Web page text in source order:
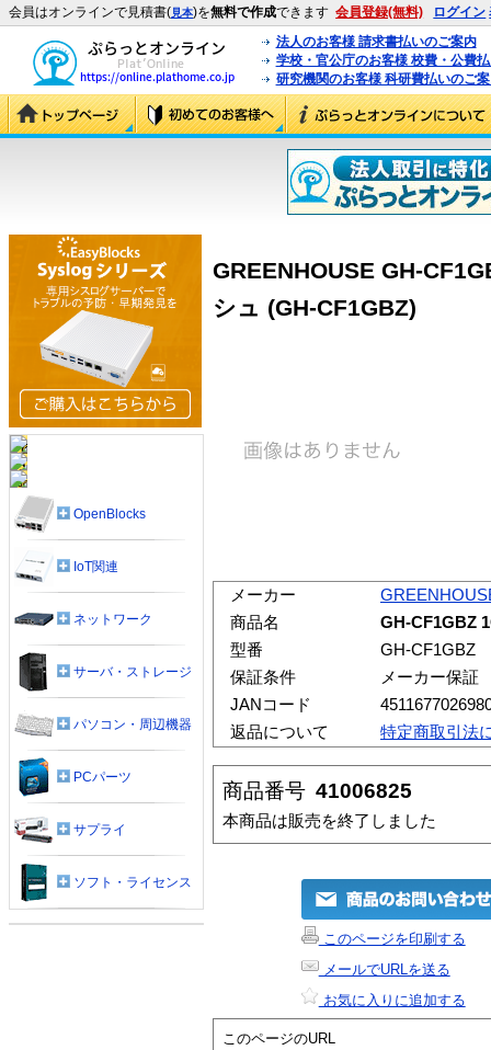
会員はオンラインで見積書(見本)を無料で作成できます 会員登録(無料) ログイン
法人のお客様 請求書払いのご案内
学校・官公庁のお客様 校費・公費
研究機関のお客様 科研費払いのご
GREENHOUSE GH-
シュ (GH-CF1GBZ)
メーカー
商品名
GH-CF1GBZ
型番
GH-CF1GBZ
保証条件
メーカー保証
JANコード
返品について
特定商取引法
商品番号 41006825
本商品は販売を終了しました
このページを印刷する
メールでURLを送る
お気に入りに追加する
このページのURL
OpenBlocks
IoT関連
ネットワーク
サーバ・ストレージ
パソコン・周辺機器
PCパーツ
サプライ
ソフト・ライセンス